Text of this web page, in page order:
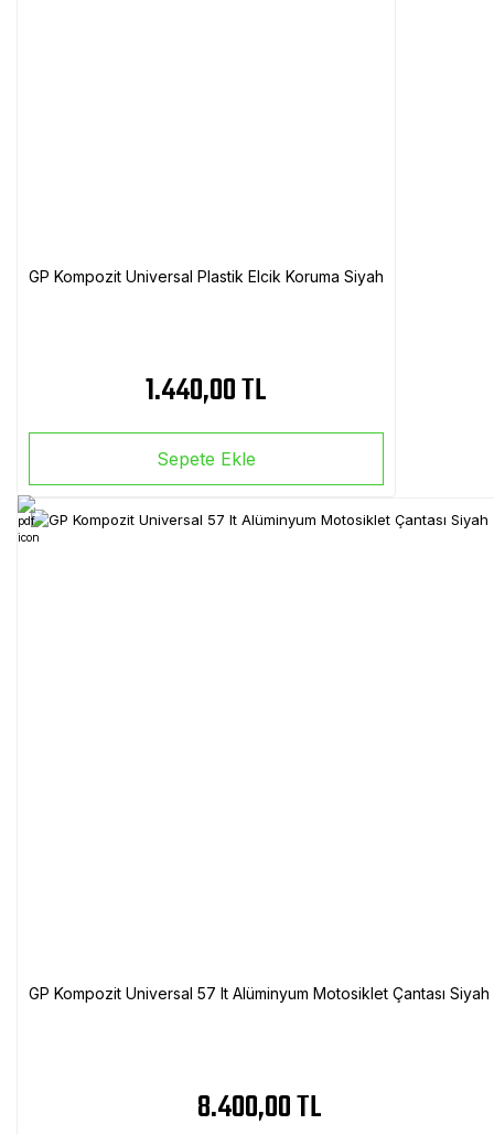
GP Kompozit Universal Plastik Elcik Koruma Siyah
1.440,00 TL
Sepete Ekle
GP Kompozit Universal 57 lt Alüminyum Motosiklet Çantası Siyah
8.400,00 TL